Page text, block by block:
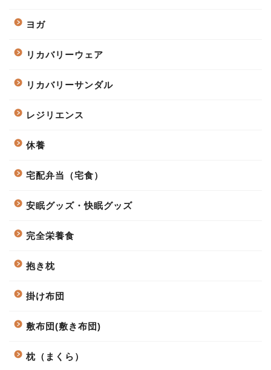
ヨガ
リカバリーウェア
リカバリーサンダル
レジリエンス
休養
宅配弁当（宅食）
安眠グッズ・快眠グッズ
完全栄養食
抱き枕
掛け布団
敷布団(敷き布団)
枕（まくら）